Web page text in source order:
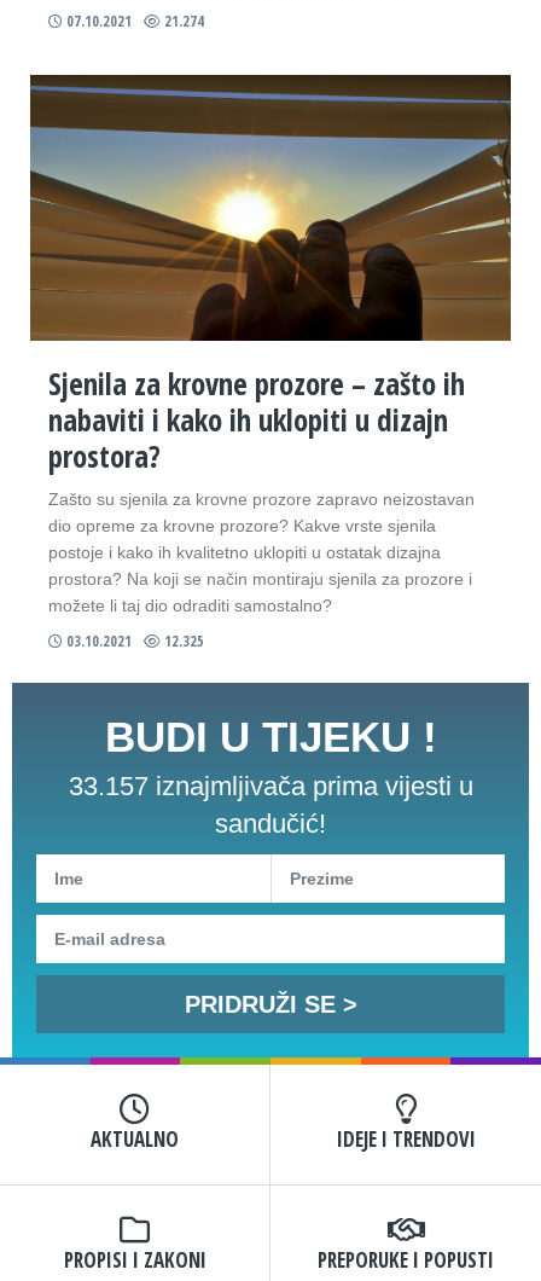
07.10.2021 21.274
Sjenila za krovne prozore – zašto ih
nabaviti i kako ih uklopiti u dizajn
prostora?
Zašto su sjenila za krovne prozore zapravo neizostavan
dio opreme za krovne prozore? Kakve vrste sjenila
postoje i kako ih kvalitetno uklopiti u ostatak dizajna
prostora? Na koji se način montiraju sjenila za prozore i
možete li taj dio odraditi samostalno?
03.10.2021 12.325
BUDI U TIJEKU !
33.157 iznajmljivača prima vijesti u
sandučić!
AKTUALNO IDEJE I TRENDOVI
PROPISI I ZAKONI PREPORUKE I POPUSTI